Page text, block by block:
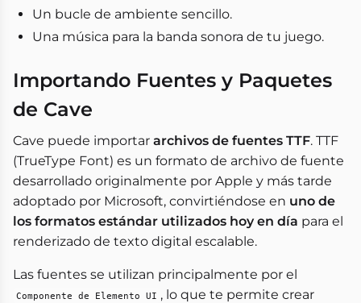
Un bucle de ambiente sencillo.
Una música para la banda sonora de tu juego.
Importando Fuentes y Paquetes
de Cave
Cave puede importar archivos de fuentes TTF. TTF
(TrueType Font) es un formato de archivo de fuente
desarrollado originalmente por Apple y más tarde
adoptado por Microsoft, convirtiéndose en uno de
los formatos estándar utilizados hoy en día para el
renderizado de texto digital escalable.
Las fuentes se utilizan principalmente por el
Componente de Elemento UI , lo que te permite crear